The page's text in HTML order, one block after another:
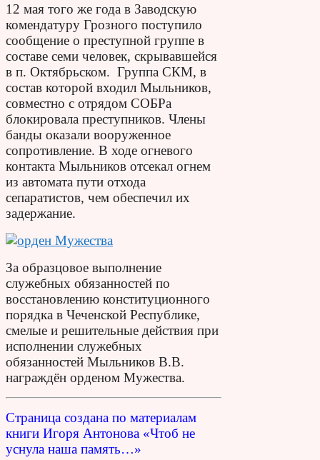
12 мая того же года в Заводскую
комендатуру Грозного поступило
сообщение о преступной группе в
составе семи человек, скрывавшейся
в п. Октябрьском. Группа СКМ, в
состав которой входил Мыльников,
совместно с отрядом СОБРа
блокировала преступников. Члены
банды оказали вооруженное
сопротивление. В ходе огневого
контакта Мыльников отсекал огнем
из автомата пути отхода
сепаратистов, чем обеспечил их
задержание.
За образцовое выполнение
служебных обязанностей по
восстановлению конституционного
порядка в Чеченской Республике,
смелые и решительные действия при
исполнении служебных
обязанностей Мыльников В.В.
награждён орденом Мужества.
Страница создана по материалам
книги Игоря Антонова «Чтоб не
уснула наша память…»